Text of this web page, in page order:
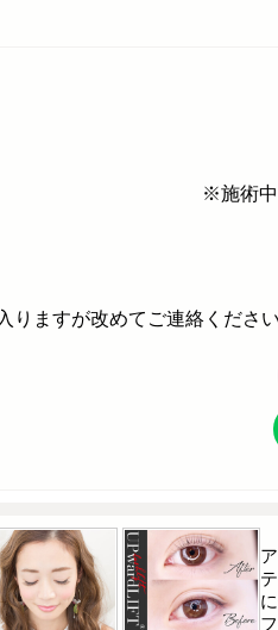
※施術中
りますが改めてご連絡ください